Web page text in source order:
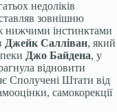
недоліків
зовнішню
нижчими інстинктами
Джейк Салліван, який
Джо Байдена, у
відновити
Сполучені Штати від
самокорекції